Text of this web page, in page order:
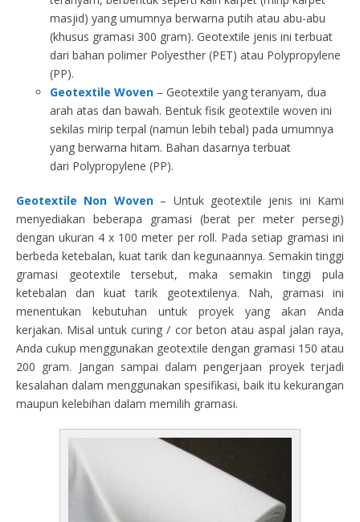
masjid) yang umumnya berwarna putih atau abu-abu
(khusus gramasi 300 gram). Geotextile jenis ini terbuat
dari bahan polimer Polyesther (PET) atau Polypropylene
(PP).
Geotextile Woven – Geotextile yang teranyam, dua
arah atas dan bawah. Bentuk fisik geotextile woven ini
sekilas mirip terpal (namun lebih tebal) pada umumnya
yang berwarna hitam. Bahan dasarnya terbuat
dari Polypropylene (PP).
Geotextile Non Woven– Untuk geotextile jenis ini Kami
menyediakan beberapa gramasi (berat per meter persegi)
dengan ukuran 4 x 100 meter per roll. Pada setiap gramasi ini
berbeda ketebalan, kuat tarik dan kegunaannya. Semakin tinggi
gramasi geotextile tersebut, maka semakin tinggi pula
ketebalan dan kuat tarik geotextilenya. Nah, gramasi ini
menentukan kebutuhan untuk proyek yang akan Anda
kerjakan. Misal untuk curing / cor beton atau aspal jalan raya,
Anda cukup menggunakan geotextile dengan gramasi 150 atau
200 gram. Jangan sampai dalam pengerjaan proyek terjadi
kesalahan dalam menggunakan spesifikasi, baik itu kekurangan
maupun kelebihan dalam memilih gramasi.